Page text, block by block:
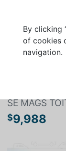
By clicking
of cookies
navigation.
SE MAGS
$9,988